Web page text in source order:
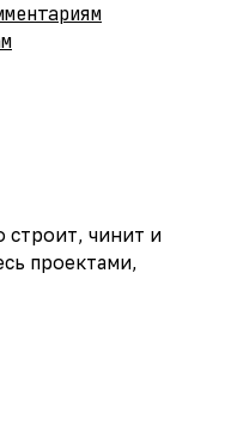
строит, чинит и
проектами,